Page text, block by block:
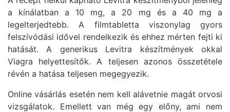
a kínálatban a 10 mg, a 20 mg és a 40 mg a
legelterjedtebb. A filmtabletta viszonylag gyors
felszívódási idővel rendelkezik és ehhez mérten fejti ki
hatását. A generikus Levitra készítmények okkal
Viagra helyettesítők. A teljesen azonos összetétele
révén a hatása teljesen megegyezik.
Online vásárlás esetén nem kell alávetnie magát orvosi
vizsgálatok. Emellett van még egy előny, ami nem